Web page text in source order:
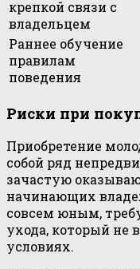
крепкой связи с
владельцем
Раннее обучение
правилам
поведения
Риски при
Приобретение
собой ряд
зачастую
начинающих
совсем юным,
ухода, который не
условиях.